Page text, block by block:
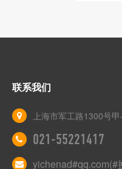
联系我们
上海市军工路1300号
021-55221417
yichenad#qq.com(#